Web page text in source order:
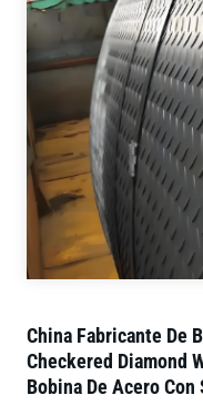
China Fabricante De
Checkered Diamond
Bobina De Acero